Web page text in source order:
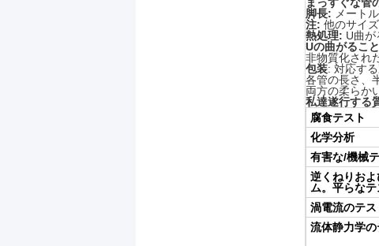
脚長: メート
注: 他のサイ
熱処理: U曲が
Uの曲がるこ
非物質化され
包装: 対応す
各管の長さ、
両方の柔らか
私達遂行する
腐食テスト
化学分析
有害な/機械
逆くねりおよ
ム。平らなテ
渦電流のテス
流体静力学の